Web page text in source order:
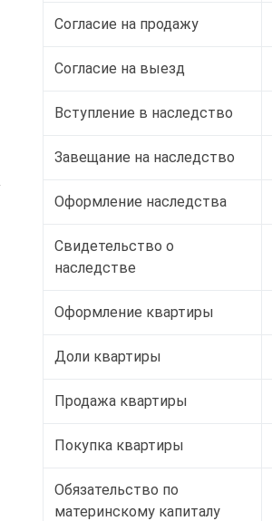
Согласие на продажу
Согласие на выезд
Вступление в наследство
Завещание на наследство
Оформление наследства
Свидетельство о
наследстве
Оформление квартиры
Доли квартиры
Продажа квартиры
Покупка квартиры
Обязательство по
материнскому капиталу